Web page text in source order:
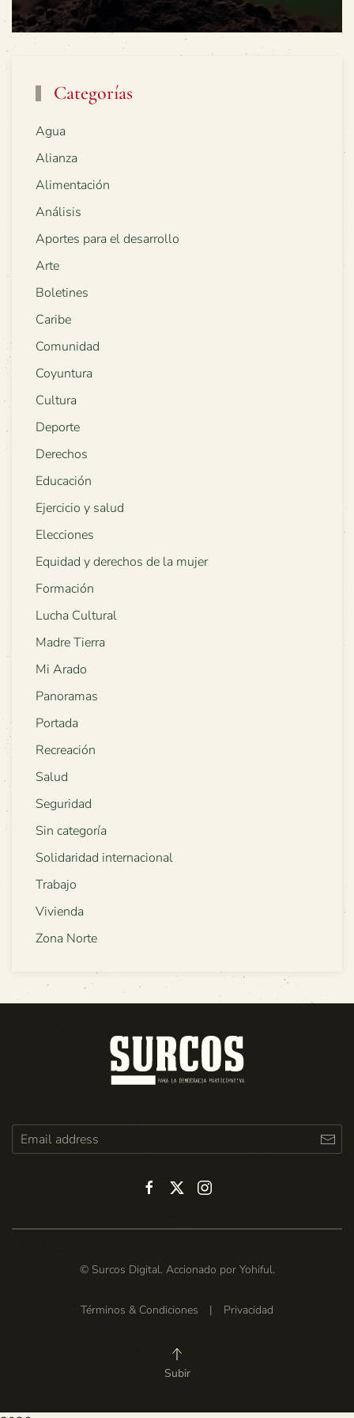
Categorías
Agua
Alianza
Alimentación
Análisis
Aportes para el desarrollo
Arte
Boletines
Caribe
Comunidad
Coyuntura
Cultura
Deporte
Derechos
Educación
Ejercicio y salud
Elecciones
Equidad y derechos de la mujer
Formación
Lucha Cultural
Madre Tierra
Mi Arado
Panoramas
Portada
Recreación
Salud
Seguridad
Sin categoría
Solidaridad internacional
Trabajo
Vivienda
Zona Norte
© Surcos Digital. Accionado por Yohiful.
Términos & Condiciones | Privacidad
Subir